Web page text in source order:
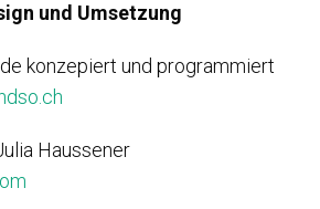
und Umsetzung
konzepiert und programmiert
Haussener